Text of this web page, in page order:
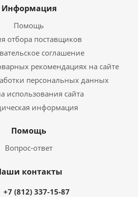
Информация
Помощь
отбора поставщиков
соглашение
рекомендациях на сайте
персональных данных
использования сайта
информация
Помощь
Вопрос-ответ
контакты
+7 (812) 337-15-87